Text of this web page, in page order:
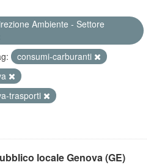
Ambiente - Settore
consumi-carburanti
trasporti
locale Genova (GE)